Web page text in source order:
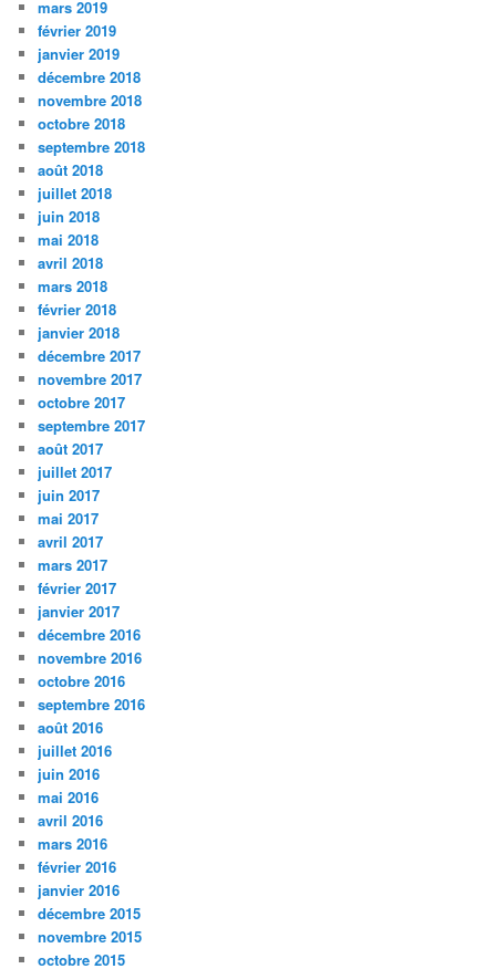
mars 2019
février 2019
janvier 2019
décembre 2018
novembre 2018
octobre 2018
septembre 2018
août 2018
juillet 2018
juin 2018
mai 2018
avril 2018
mars 2018
février 2018
janvier 2018
décembre 2017
novembre 2017
octobre 2017
septembre 2017
août 2017
juillet 2017
juin 2017
mai 2017
avril 2017
mars 2017
février 2017
janvier 2017
décembre 2016
novembre 2016
octobre 2016
septembre 2016
août 2016
juillet 2016
juin 2016
mai 2016
avril 2016
mars 2016
février 2016
janvier 2016
décembre 2015
novembre 2015
octobre 2015